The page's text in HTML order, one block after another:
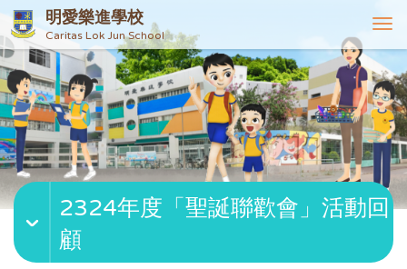
明愛樂進學校
Caritas Lok Jun School
T
o
g
g
l
e
n
v
i
2324年度「聖誕聯歡會」活動回
顧